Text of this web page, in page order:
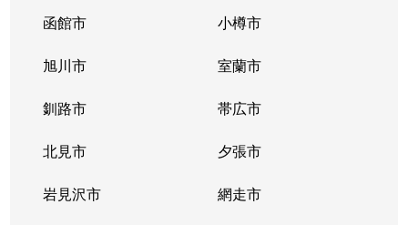
月寒東５条
南郷7丁目
豊平２条
東札幌
豊平２条
東札幌
豊平３条
学園前(札幌)
豊平４条
豊平公園
函館市 小樽市
旭川市 室蘭市
釧路市 帯広市
北見市 夕張市
岩見沢市 網走市